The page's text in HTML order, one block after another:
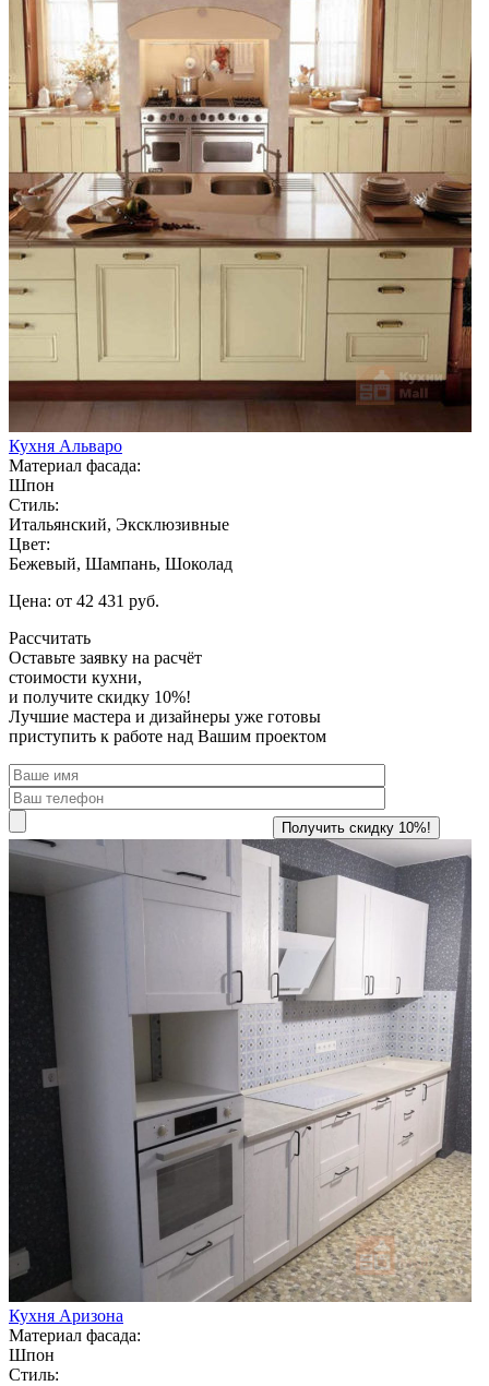
Кухня Альваро
Материал фасада:
Шпон
Стиль:
Итальянский, Эксклюзивные
Цвет:
Бежевый, Шампань, Шоколад
Цена: от 42 431 руб.
Рассчитать
Оставьте заявку на расчёт
стоимости кухни,
и получите скидку 10%!
Лучшие мастера и дизайнеры уже готовы
приступить к работе над Вашим проектом
Кухня Аризона
Материал фасада:
Шпон
Стиль: